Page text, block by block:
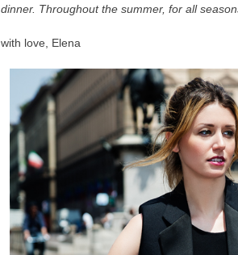
dinner. Throughout the summer, for all
with love, Elena